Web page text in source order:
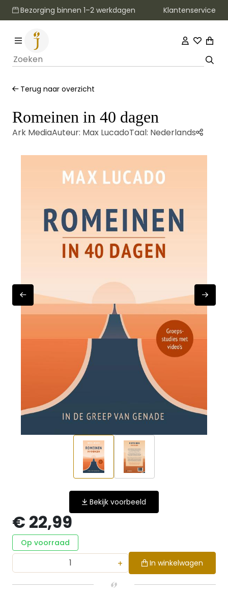
Bezorging binnen 1–2 werkdagen Klantenservice
Terug naar overzicht
Romeinen in 40 dagen
Ark MediaAuteur: Max LucadoTaal: Nederlands
Bekijk voorbeeld
€ 22,99
Op voorraad
+ In winkelwagen